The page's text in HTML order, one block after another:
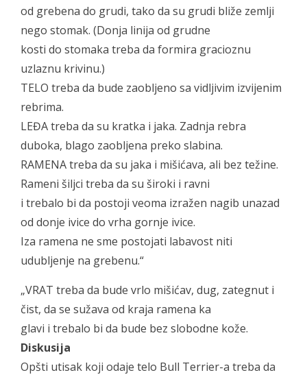
od grebena do grudi, tako da su grudi bliže zemlji
nego stomak. (Donja linija od grudne
kosti do stomaka treba da formira gracioznu
uzlaznu krivinu.)
TELO treba da bude zaobljeno sa vidljivim izvijenim
rebrima.
LEĐA treba da su kratka i jaka. Zadnja rebra
duboka, blago zaobljena preko slabina.
RAMENA treba da su jaka i mišićava, ali bez težine.
Rameni šiljci treba da su široki i ravni
i trebalo bi da postoji veoma izražen nagib unazad
od donje ivice do vrha gornje ivice.
Iza ramena ne sme postojati labavost niti
udubljenje na grebenu.“
„VRAT treba da bude vrlo mišićav, dug, zategnut i
čist, da se sužava od kraja ramena ka
glavi i trebalo bi da bude bez slobodne kože.
Diskusija
Opšti utisak koji odaje telo Bull Terrier-a treba da